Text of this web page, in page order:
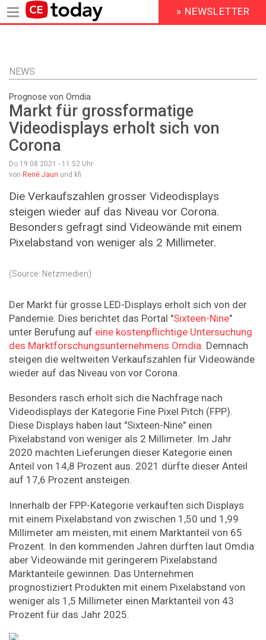
Inhalt
HEADER
MENU
» NEWSLETTER
NEWS
Prognose von Omdia
Markt für grossformatige
Videodisplays erholt sich von
Corona
Do 19.08.2021 - 11:52 Uhr
von René Jaun und kfi
Die Verkaufszahlen grosser Videodisplays
steigen wieder auf das Niveau vor Corona.
Besonders gefragt sind Videowände mit einem
Pixelabstand von weniger als 2 Millimeter.
(Source: Netzmedien)
Der Markt für grosse LED-Displays erholt sich von der
Pandemie. Dies berichtet das Portal "Sixteen-Nine"
unter Berufung auf eine kostenpflichtige Untersuchung
des Marktforschungsunternehmens Omdia. Demnach
steigen die weltweiten Verkaufszahlen für Videowände
wieder auf das Niveau von vor Corona.
Besonders rasch erholt sich die Nachfrage nach
Videodisplays der Kategorie Fine Pixel Pitch (FPP).
Diese Displays haben laut "Sixteen-Nine" einen
Pixelabstand von weniger als 2 Millimeter. Im Jahr
2020 machten Lieferungen dieser Kategorie einen
Anteil von 14,8 Prozent aus. 2021 dürfte dieser Anteil
auf 17,6 Prozent ansteigen.
Innerhalb der FPP-Kategorie verkauften sich Displays
mit einem Pixelabstand von zwischen 1,50 und 1,99
Millimeter am meisten, mit einem Marktanteil von 65
Prozent. In den kommenden Jahren dürften laut Omdia
aber Videowände mit geringerem Pixelabstand
Marktanteile gewinnen. Das Unternehmen
prognostiziert Produkten mit einem Pixelabstand von
weniger als 1,5 Millimeter einen Marktanteil von 43
Prozent für das Jahr 2025.